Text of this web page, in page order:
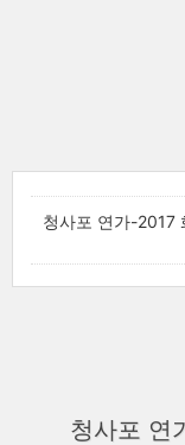
청사포 연가-2017
청사포 연